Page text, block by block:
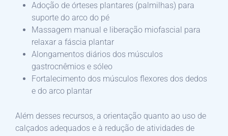
Adoção de órteses plantares (palmilhas) para
suporte do arco do pé
Massagem manual e liberação miofascial para
relaxar a fáscia plantar
Alongamentos diários dos músculos
gastrocnêmios e sóleo
Fortalecimento dos músculos flexores dos dedos
e do arco plantar
Além desses recursos, a orientação quanto ao uso de
calçados adequados e à redução de atividades de